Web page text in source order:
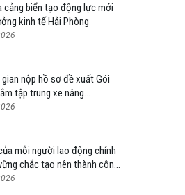
cảng biển tạo động lực mới
kinh tế Hải Phòng
nộp hồ sơ đề xuất Gói
tập trung xe nâng
Tổng công ty Hàng hải
mỗi người lao động chính
chắc tạo nên thành công